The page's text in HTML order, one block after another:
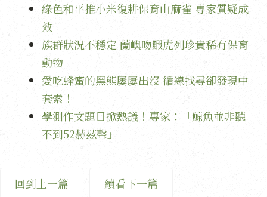
綠色和平推小米復耕保育山麻雀 專家質疑成
效
族群狀況不穩定 蘭嶼吻鰕虎列珍貴稀有保育
動物
愛吃蜂蜜的黑熊屢屢出沒 循線找尋卻發現中
套索！
學測作文題目掀熱議！專家：「鯨魚並非聽
不到52赫茲聲」
回到上一篇 續看下一篇